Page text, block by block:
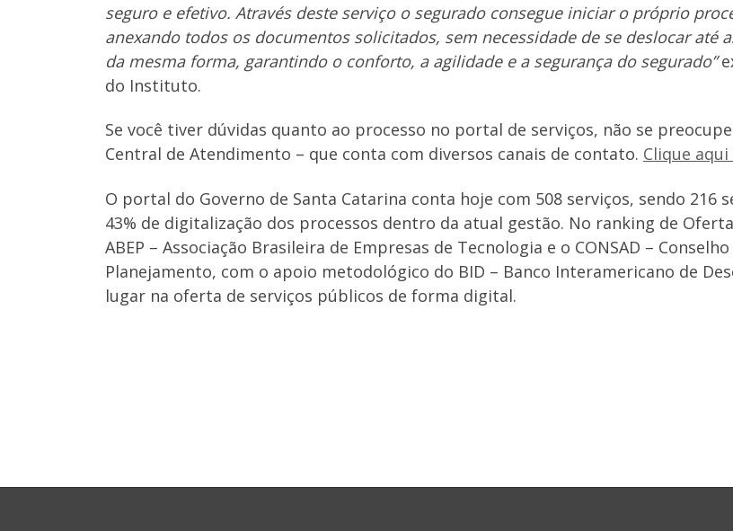
seguro e efetivo. Através deste serviço o segurado consegue iniciar o próprio
anexando todos os documentos solicitados, sem necessidade de se deslocar até
da mesma forma, garantindo o conforto, a agilidade e a segurança do segurado”
do Instituto.
Se você tiver dúvidas quanto ao processo no portal de serviços, não se
Central de Atendimento – que conta com diversos canais de contato. Clique
O portal do Governo de Santa Catarina conta hoje com 508 serviços, sendo
43% de digitalização dos processos dentro da atual gestão. No ranking de
ABEP – Associação Brasileira de Empresas de Tecnologia e o CONSAD –
Planejamento, com o apoio metodológico do BID – Banco Interamericano de
lugar na oferta de serviços públicos de forma digital.